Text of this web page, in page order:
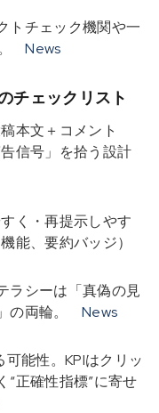
トチェック機関や一
News
チェックリスト
本文＋コメント
信号」を拾う設計
く・再提示しやす
能、要約バッジ）
ラシーは「真偽の見
の両輪。
News
可能性。KPIはクリッ
“正確性指標”に寄せ